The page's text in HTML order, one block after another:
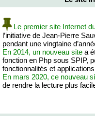
Le premier site Internet
l’initiative de Jean-Pierre
pendant une vingtaine
En 2014, un nouveau site a
fonction en Php sous SPIP,
fonctionnalités et
En mars 2020, ce nouveau
de rendre la lecture plus